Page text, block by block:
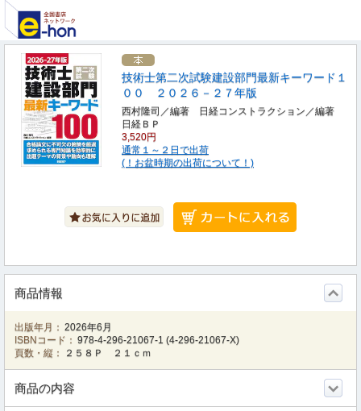
技術士第二次試験建設部門最新キーワード１
００ ２０２６－２７年版
西村隆司／編著 日経コンストラクション／編著
日経ＢＰ
3,520円
通常１～２日で出荷
(！お盆時期の出荷について！)
商品情報
出版年月： 2026年6月
ISBNコード： 978-4-296-21067-1 (4-296-21067-X)
頁数・縦：
２５８Ｐ ２１ｃｍ
商品の内容